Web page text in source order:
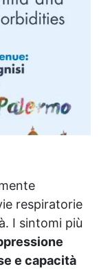
respiratorie
I sintomi più
e capacità